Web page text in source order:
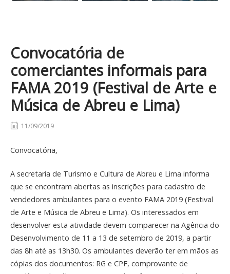
Convocatória de
comerciantes informais para
FAMA 2019 (Festival de Arte e
Música de Abreu e Lima)
11/09/2019
Convocatória,
A secretaria de Turismo e Cultura de Abreu e Lima informa
que se encontram abertas as inscrições para cadastro de
vendedores ambulantes para o evento FAMA 2019 (Festival
de Arte e Música de Abreu e Lima). Os interessados em
desenvolver esta atividade devem comparecer na Agência do
Desenvolvimento de 11 a 13 de setembro de 2019, a partir
das 8h até as 13h30. Os ambulantes deverão ter em mãos as
cópias dos documentos: RG e CPF, comprovante de